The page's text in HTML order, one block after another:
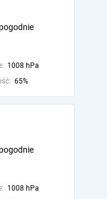
1008 hPa
65%
1008 hPa